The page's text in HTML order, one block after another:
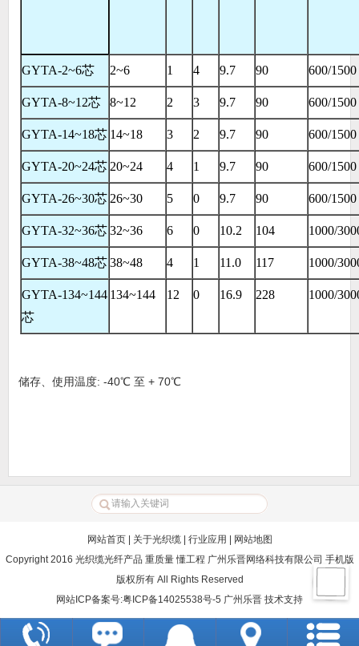
GYTA-2~6芯 2~6 1 4 9.7 90 600/1500
GYTA-8~12芯 8~12 2 3 9.7 90 600/1500
GYTA-14~18芯 14~18 3 2 9.7 90 600/1500
GYTA-20~24芯 20~24 4 1 9.7 90 600/1500
GYTA-26~30芯 26~30 5 0 9.7 90 600/1500
GYTA-32~36芯32~36 6 0 10.2 104 1000/
GYTA-38~48芯38~48 4 1 11.0 117 1000/
GYTA-134~144
芯
134~144 12 0 16.9 228 1000/
储存、使用温度: -40℃ 至 + 70℃
网站首页| 关于光织缆| 行业应用 | 网站地图
Copyright 2016 光织缆光纤产品 重质量 懂工程 广州乐晋网络科技有限公司 手机版
版权所有 All Rights Reserved
网站ICP备案号:粤ICP备14025538号-5 广州乐晋 技术支持